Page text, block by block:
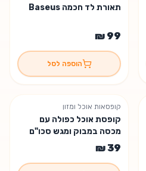
תאורת לד חכמה Baseus
הוספה לסל
קופסאות אוכל ומזון
קופסת אוכל כפולה עם
מכסה במבוק ומגש סכו"ם